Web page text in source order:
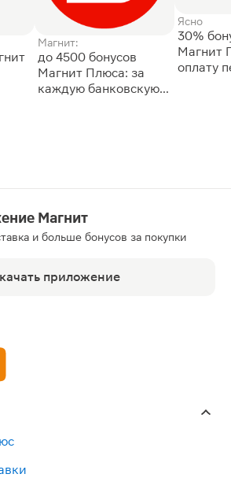
Магнит:
до 4500 бонусов
Магнит Плюса: за
каждую банковскую
Ясно
30%
Магнит
оплату
Магнит
и больше бонусов за покупки
приложение